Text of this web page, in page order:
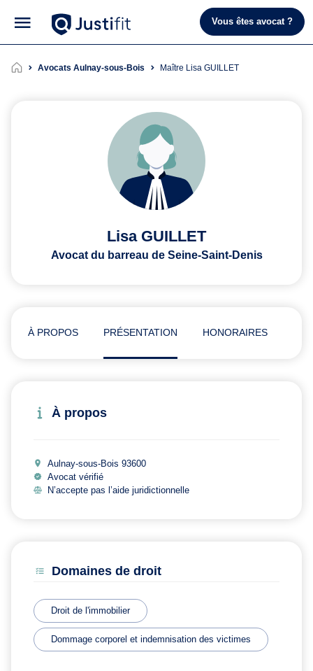
Vous êtes avocat ?
Avocats Aulnay-sous-Bois Maître Lisa GUILLET
Lisa GUILLET
Avocat du barreau de Seine-Saint-Denis
À PROPOS PRÉSENTATION HONORAIRES
À propos
Aulnay-sous-Bois 93600
Avocat vérifié
N’accepte pas l’aide juridictionnelle
Domaines de droit
Droit de l'immobilier
Dommage corporel et indemnisation des victimes